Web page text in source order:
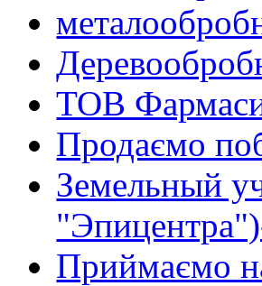
ТОВ
Продаємо
Земельный
Приймаємо